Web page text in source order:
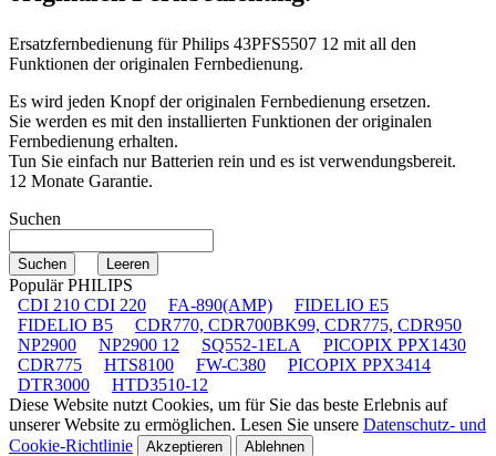
Ersatzfernbedienung fürPhilips 43PFS5507 12 mit all den
Funktionen der originalen Fernbedienung.
Es wird jeden Knopf der originalen Fernbedienung ersetzen.
Sie werden es mit den installierten Funktionen der originalen
Fernbedienung erhalten.
Tun Sie einfach nur Batterien rein und es ist verwendungsbereit.
12 Monate Garantie.
Suchen
Populär PHILIPS
CDI 210 CDI 220
FA-890(AMP)
FIDELIO E5
FIDELIO B5
CDR770, CDR700BK99, CDR775, CDR950
NP2900
NP2900 12 SQ552-1ELA
PICOPIX PPX1430
CDR775
HTS8100 FW-C380
PICOPIX PPX3414
DTR3000
HTD3510-12
Diese Website nutzt Cookies, um für Sie das beste Erlebnis auf
unserer Website zu ermöglichen. Lesen Sie unsere Datenschutz- und
Cookie-Richtlinie
Akzeptieren Ablehnen